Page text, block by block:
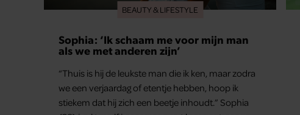
BEAUTY & LIFESTYLE
Sophia: ‘Ik schaam me voor mijn man
als we met anderen zijn’
“Thuis is hij de leukste man die ik ken, maar zodra
we een verjaardag of etentje hebben, hoop ik
stiekem dat hij zich een beetje inhoudt.” Sophia